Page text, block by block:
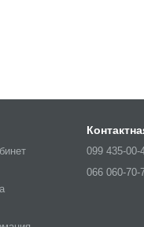
099 435-00-
066 060-70-